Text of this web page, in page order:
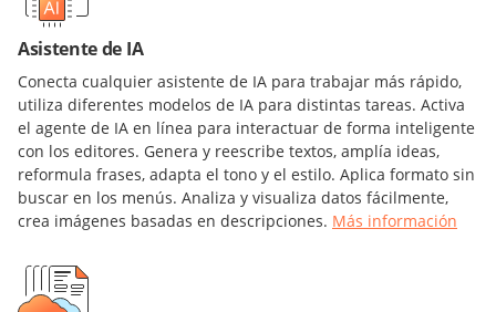
Asistente de IA
Conecta cualquier asistente de IA para trabajar más rápido,
utiliza diferentes modelos de IA para distintas tareas. Activa
el agente de IA en línea para interactuar de forma inteligente
con los editores. Genera y reescribe textos, amplía ideas,
reformula frases, adapta el tono y el estilo. Aplica formato sin
buscar en los menús. Analiza y visualiza datos fácilmente,
crea imágenes basadas en descripciones. Más información